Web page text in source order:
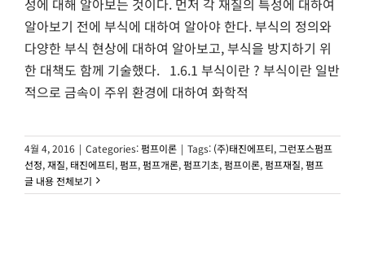
알아보기 전에 부식에 대하여 알아야 한다. 부식의 정의와
다양한 부식 현상에 대하여 알아보고, 부식을 방지하기 위
한 대책도 함께 기술했다. 1.6.1 부식이란 ? 부식이란 일반
적으로 금속이 주위 환경에 대하여 화학적
4월 4, 2016 | Categories:펌프이론 | Tags: (주)태진에프티,그런포스펌프
선정,재질, 태진에프티,펌프,펌프개론,펌프기초,펌프이론,펌프재질,폄프
글 내용 전체보기